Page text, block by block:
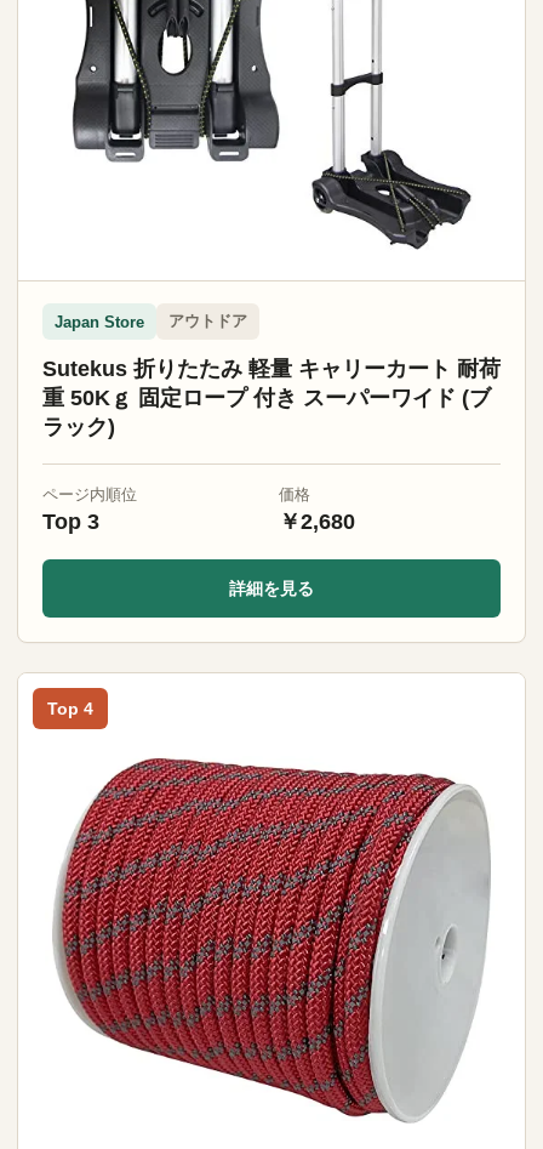
Japan Store アウトドア
Sutekus 折りたたみ 軽量 キャリーカート 耐荷
重 50Kｇ 固定ロープ 付き スーパーワイド (ブ
ラック)
ページ内順位
Top 3
価格
￥2,680
詳細を見る
Top 4